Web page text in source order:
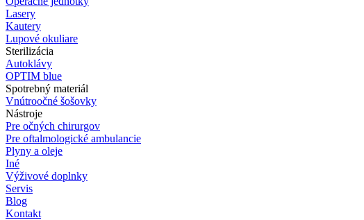
Lasery
Kautery
Lupové okuliare
Sterilizácia
Autoklávy
OPTIM blue
Spotrebný materiál
Vnútroočné šošovky
Nástroje
Pre očných chirurgov
Pre oftalmologické ambulancie
Plyny a oleje
Iné
Výživové doplnky
Servis
Blog
Kontakt